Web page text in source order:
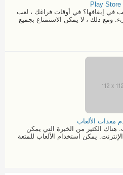
في إيقافها؟ في أوقات فراغك ، لعب
ومع ذلك ، لا يمكن الاستمتاع بجميع
معدات الألعاب
هناك الكثير من الخبرة التي يمكن
يمكن استخدام الألعاب للمتعة